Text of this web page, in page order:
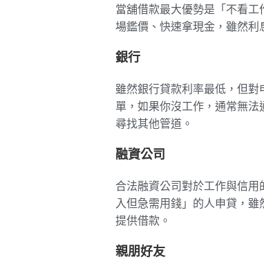
當舖借款最大優勢是「不看
場鑑價、快速拿現金，雖然利
銀行
雖然銀行貸款利率最低，但
單，如果你沒工作，通常無
尋找其他管道。
融資公司
合法融資公司對於工作與信
入但急需用錢」的人申貸，
提供借款。
親朋好友